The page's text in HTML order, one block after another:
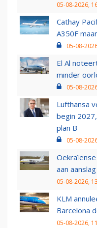
05-08-2026,
Cathay
A350F
05-08-
El Al
minder
05-08-
Lufthansa
begin
plan B
05-08-
aan
05-08-2026,
KLM
Barcelona
05-08-2026,